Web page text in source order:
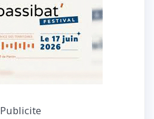
Publicite